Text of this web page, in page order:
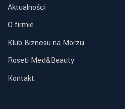
Aktualności
O firmie
Klub Biznesu na Morzu
Roseti Med&Beauty
Kontakt